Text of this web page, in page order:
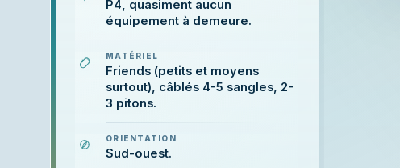
P4, quasiment aucun
équipement à demeure.
MATÉRIEL
Friends (petits et moyens
surtout), câblés 4-5 sangles, 2-
3 pitons.
ORIENTATION
Sud-ouest.